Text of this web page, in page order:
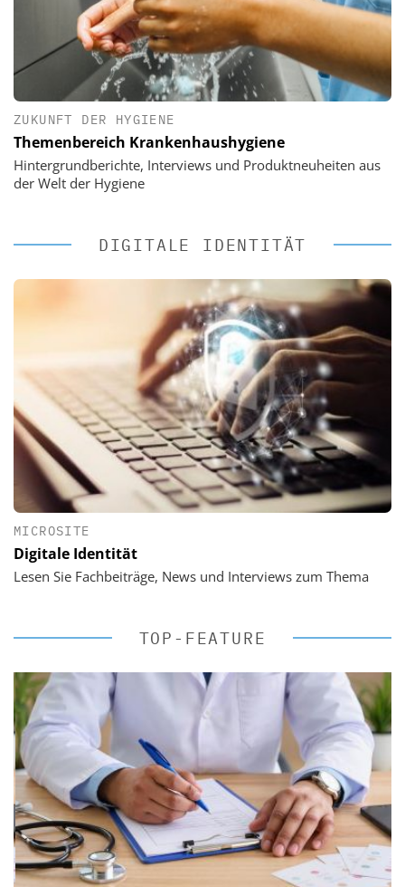
ZUKUNFT DER HYGIENE
Themenbereich Krankenhaushygiene
Hintergrundberichte, Interviews und Produktneuheiten aus
der Welt der Hygiene
DIGITALE IDENTITÄT
MICROSITE
Digitale Identität
Lesen Sie Fachbeiträge, News und Interviews zum Thema
TOP-FEATURE